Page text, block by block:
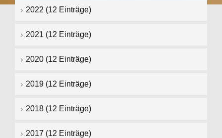
2022 (12 Einträge)
2021 (12 Einträge)
2020 (12 Einträge)
2019 (12 Einträge)
2018 (12 Einträge)
2017 (12 Einträge)